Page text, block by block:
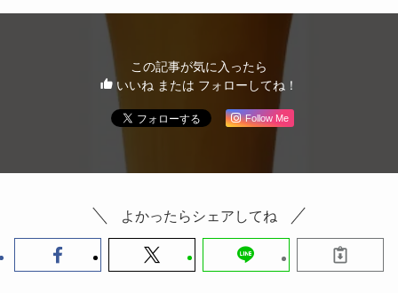
この記事が気に入ったら
いいね または フォローしてね！
Follow Me
よかったらシェアしてね